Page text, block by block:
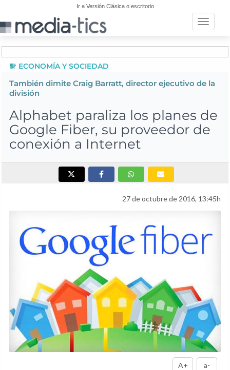
Ir a Versión Clásica o escritorio
Toggle
ECONOMÍA Y SOCIEDAD
También dimite Craig Barratt, director ejecutivo de la
división
Alphabet paraliza los planes de
Google Fiber, su proveedor de
conexión a Internet
27 de octubre de 2016, 13:45h
A+ a-